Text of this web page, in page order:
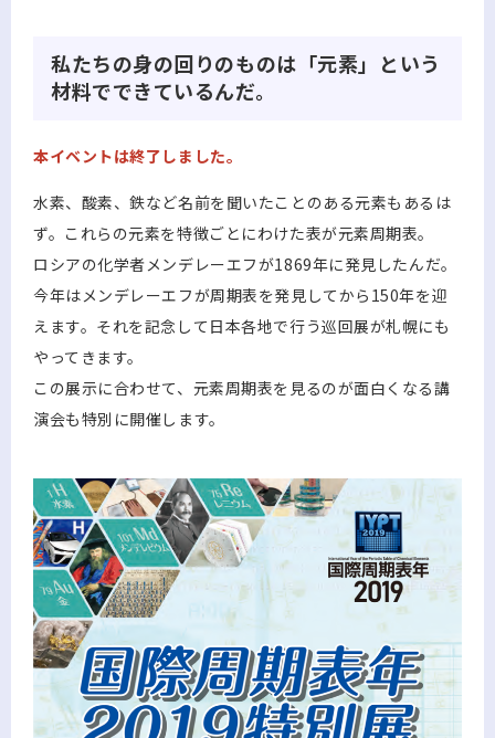
私たちの身の回りのものは「元素」という
材料でできているんだ。
本イベントは終了しました。
水素、酸素、鉄など名前を聞いたことのある元素もあるは
ず。これらの元素を特徴ごとにわけた表が元素周期表。
ロシアの化学者メンデレーエフが1869年に発見したんだ。
今年はメンデレーエフが周期表を発見してから150年を迎
えます。それを記念して日本各地で行う巡回展が札幌にも
やってきます。
この展示に合わせて、元素周期表を見るのが面白くなる講
演会も特別に開催します。